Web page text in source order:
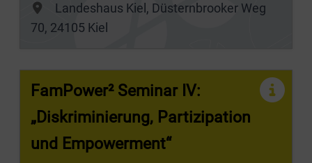
Landeshaus Kiel, Düsternbrooker Weg
70, 24105 Kiel
FamPower² Seminar IV:
„Diskriminierung, Partizipation
und Empowerment“